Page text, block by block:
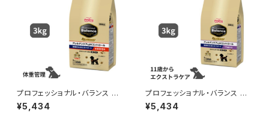
プロフェッショナル・バランス エ
クストラケア アレルゲンケア＆ｐ
Hコントロール 健康的な消化を
¥5,434
プロフェッショナル・バランス エ
クストラケア アレルゲンケア＆ｐ
Hコントロール 健康的な消化を
¥5,434